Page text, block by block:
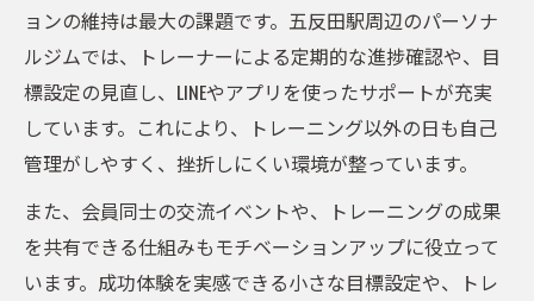
ョンの維持は最大の課題です。五反田駅周辺のパーソナ
ルジムでは、トレーナーによる定期的な進捗確認や、目
標設定の見直し、LINEやアプリを使ったサポートが充実
しています。これにより、トレーニング以外の日も自己
管理がしやすく、挫折しにくい環境が整っています。
また、会員同士の交流イベントや、トレーニングの成果
を共有できる仕組みもモチベーションアップに役立って
います。成功体験を実感できる小さな目標設定や、トレ